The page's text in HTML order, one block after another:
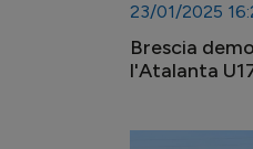
23/01/2025
Brescia
l'Atalanta